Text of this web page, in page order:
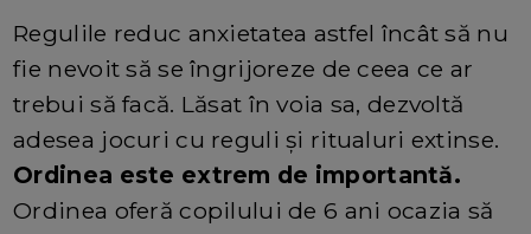
Regulile reduc anxietatea astfel încât să nu
fie nevoit să se îngrijoreze de ceea ce ar
trebui să facă. Lăsat în voia sa, dezvoltă
adesea jocuri cu reguli și ritualuri extinse.
Ordinea este extrem de importantă.
Ordinea oferă copilului de 6 ani ocazia să